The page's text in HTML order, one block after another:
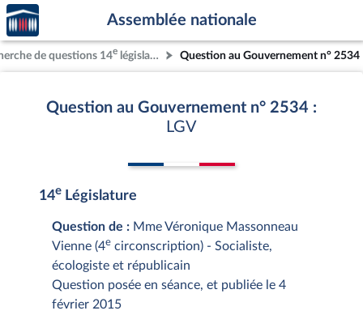
Aller au contenu
Aller en bas de la page
Accèder
à la
page
d'accueil
Assemblée nationale
de questions 14e législature Question au Gouvernement n° 2534
Question au Gouvernement n° 2534 :
LGV
14e Législature
Question de : Mme Véronique Massonneau
Vienne (4e circonscription) - Socialiste,
écologiste et républicain
Question posée en séance, et publiée le 4
février 2015